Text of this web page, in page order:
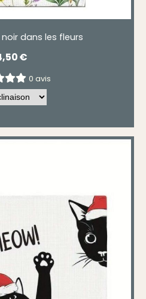
dans les fleurs
€
0 avis